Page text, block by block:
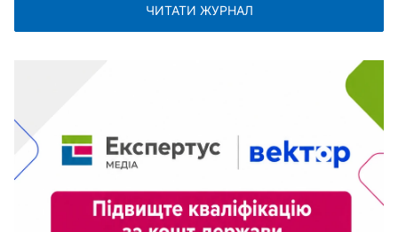
ЧИТАТИ ЖУРНАЛ